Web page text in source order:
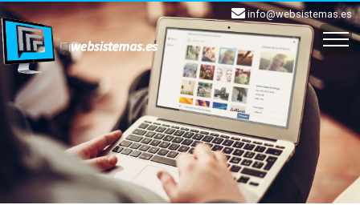
info@websistemas.es
INICIO
EMAIL
WEB
APLICACIONES
CLOUD